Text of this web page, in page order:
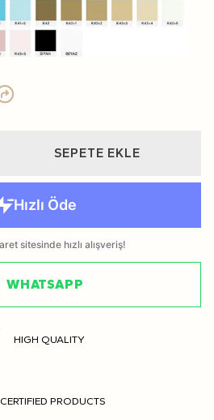
SEPETE EKLE
WHATSAPP
HIGH QUALITY
CERTIFIED PRODUCTS